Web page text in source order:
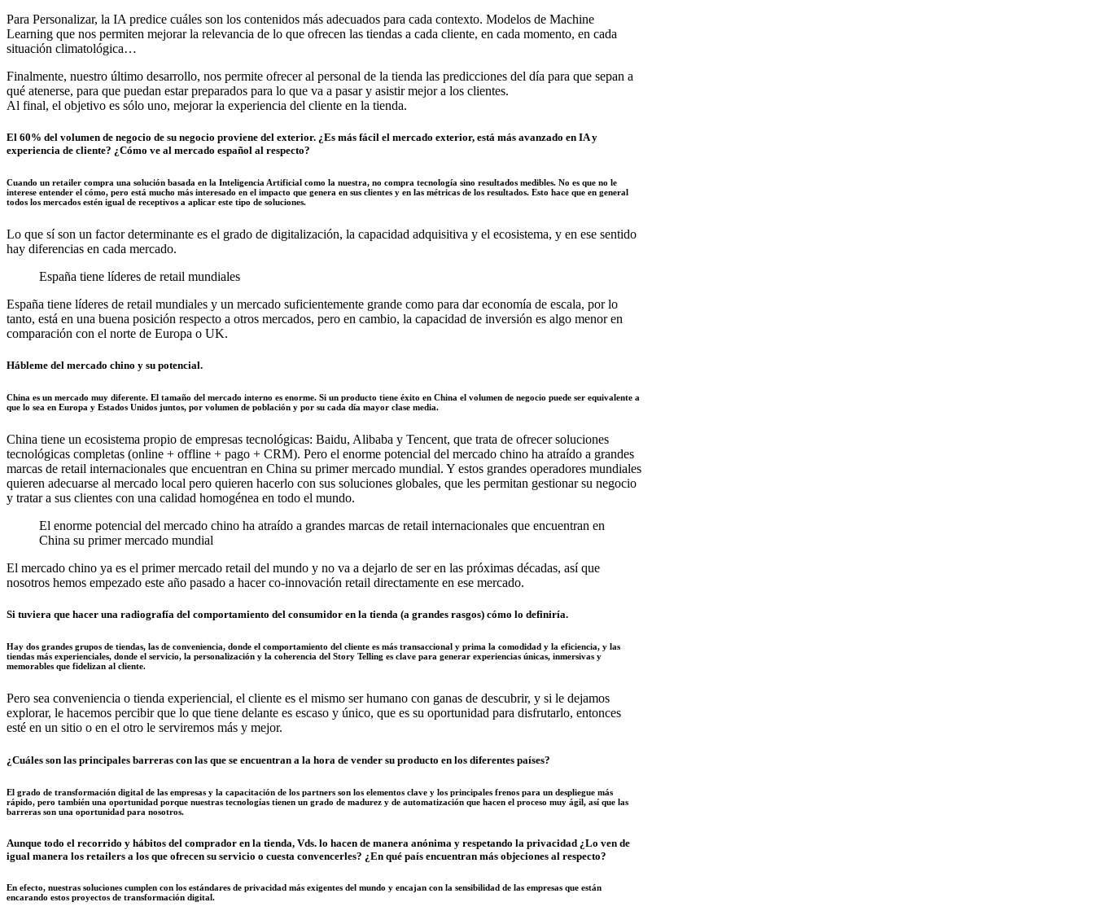
Para Personalizar, la IA predice cuáles son los contenidos más adecuados para cada contexto. Modelos de Machine
Learning que nos permiten mejorar la relevancia de lo que ofrecen las tiendas a cada cliente, en cada momento, en cada
situación climatológica…
Finalmente, nuestro último desarrollo, nos permite ofrecer al personal de la tienda las predicciones del día para que sepan a
qué atenerse, para que puedan estar preparados para lo que va a pasar y asistir mejor a los clientes.
Al final, el objetivo es sólo uno, mejorar la experiencia del cliente en la tienda.
El 60% del volumen de negocio de su negocio proviene del exterior. ¿Es más fácil el mercado exterior, está más avanzado en IA y
experiencia de cliente? ¿Cómo ve al mercado español al respecto?
Cuando un retailer compra una solución basada en la Inteligencia Artificial como la nuestra, no compra tecnología sino resultados medibles. No es que no le
interese entender el cómo, pero está mucho más interesado en el impacto que genera en sus clientes y en las métricas de los resultados. Esto hace que en general
todos los mercados estén igual de receptivos a aplicar este tipo de soluciones.
Lo que sí son un factor determinante es el grado de digitalización, la capacidad adquisitiva y el ecosistema, y en ese sentido
hay diferencias en cada mercado.
España tiene líderes de retail mundiales
España tiene líderes de retail mundiales y un mercado suficientemente grande como para dar economía de escala, por lo
tanto, está en una buena posición respecto a otros mercados, pero en cambio, la capacidad de inversión es algo menor en
comparación con el norte de Europa o UK.
Hábleme del mercado chino y su potencial.
China es un mercado muy diferente. El tamaño del mercado interno es enorme. Si un producto tiene éxito en China el volumen de negocio puede ser equivalente a
que lo sea en Europa y Estados Unidos juntos, por volumen de población y por su cada día mayor clase media.
China tiene un ecosistema propio de empresas tecnológicas: Baidu, Alibaba y Tencent, que trata de ofrecer soluciones
tecnológicas completas (online + offline + pago + CRM). Pero el enorme potencial del mercado chino ha atraído a grandes
marcas de retail internacionales que encuentran en China su primer mercado mundial. Y estos grandes operadores mundiales
quieren adecuarse al mercado local pero quieren hacerlo con sus soluciones globales, que les permitan gestionar su negocio
y tratar a sus clientes con una calidad homogénea en todo el mundo.
El enorme potencial del mercado chino ha atraído a grandes marcas de retail internacionales que encuentran en
China su primer mercado mundial
El mercado chino ya es el primer mercado retail del mundo y no va a dejarlo de ser en las próximas décadas, así que
nosotros hemos empezado este año pasado a hacer co-innovación retail directamente en ese mercado.
Si tuviera que hacer una radiografía del comportamiento del consumidor en la tienda (a grandes rasgos) cómo lo definiría.
Hay dos grandes grupos de tiendas, las de conveniencia, donde el comportamiento del cliente es más transaccional y prima la comodidad y la eficiencia, y las
tiendas más experienciales, donde el servicio, la personalización y la coherencia del Story Telling es clave para generar experiencias únicas, inmersivas y
memorables que fidelizan al cliente.
Pero sea conveniencia o tienda experiencial, el cliente es el mismo ser humano con ganas de descubrir, y si le dejamos
explorar, le hacemos percibir que lo que tiene delante es escaso y único, que es su oportunidad para disfrutarlo, entonces
esté en un sitio o en el otro le serviremos más y mejor.
¿Cuáles son las principales barreras con las que se encuentran a la hora de vender su producto en los diferentes países?
El grado de transformación digital de las empresas y la capacitación de los partners son los elementos clave y los principales frenos para un despliegue más
rápido, pero también una oportunidad porque nuestras tecnologías tienen un grado de madurez y de automatización que hacen el proceso muy ágil, así que las
barreras son una oportunidad para nosotros.
Aunque todo el recorrido y hábitos del comprador en la tienda, Vds. lo hacen de manera anónima y respetando la privacidad ¿Lo ven de
igual manera los retailers a los que ofrecen su servicio o cuesta convencerles? ¿En qué país encuentran más objeciones al respecto?
En efecto, nuestras soluciones cumplen con los estándares de privacidad más exigentes del mundo y encajan con la sensibilidad de las empresas que están
encarando estos proyectos de transformación digital.